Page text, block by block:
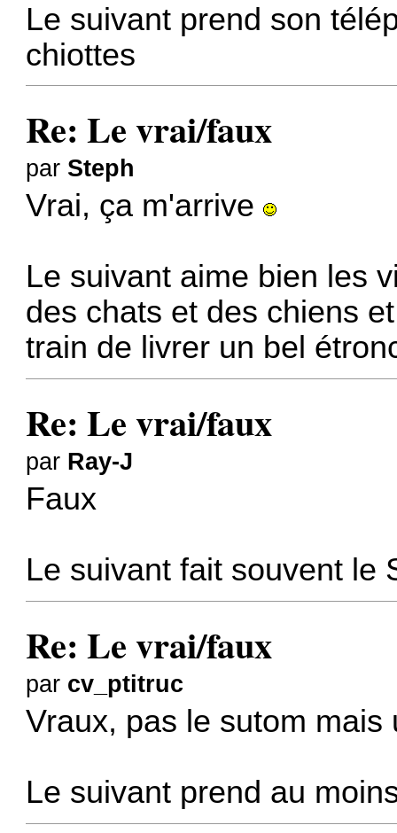
Le suivant prend son
chiottes
Re: Le vrai/faux
par Steph
Vrai, ça m'arrive
Le suivant aime bien les
des chats et des chiens
train de livrer un bel
Re: Le vrai/faux
par Ray-J
Faux
Le suivant fait souvent le
Re: Le vrai/faux
par cv_ptitruc
Vraux, pas le sutom
Le suivant prend au